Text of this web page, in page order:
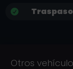

Otros